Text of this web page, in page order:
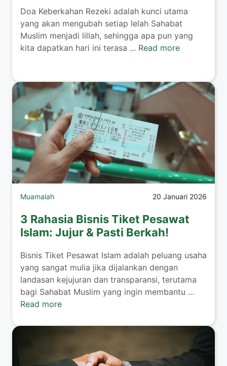
​Doa Keberkahan Rezeki adalah kunci utama
yang akan mengubah setiap lelah Sahabat
Muslim menjadi lillah, sehingga apa pun yang
kita dapatkan hari ini terasa ... Read more
Muamalah 20 Januari 2026
3 Rahasia Bisnis Tiket Pesawat
Islam: Jujur & Pasti Berkah!
​Bisnis Tiket Pesawat Islam adalah peluang usaha
yang sangat mulia jika dijalankan dengan
landasan kejujuran dan transparansi, terutama
bagi Sahabat Muslim yang ingin membantu ...
Read more